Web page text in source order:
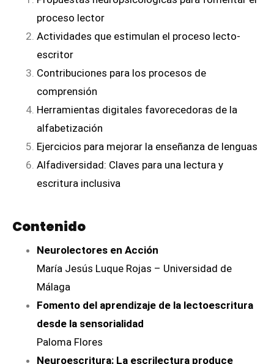
proceso lector
Actividades que estimulan el proceso lecto-
escritor
Contribuciones para los procesos de
comprensión
Herramientas digitales favorecedoras de la
alfabetización
Ejercicios para mejorar la enseñanza de lenguas
Alfadiversidad: Claves para una lectura y
escritura inclusiva
Contenido
Neurolectores en Acción
María Jesús Luque Rojas – Universidad de
Málaga
Fomento del aprendizaje de la lectoescritura
desde la sensorialidad
Paloma Flores
Neuroescritura: La escrilectura produce